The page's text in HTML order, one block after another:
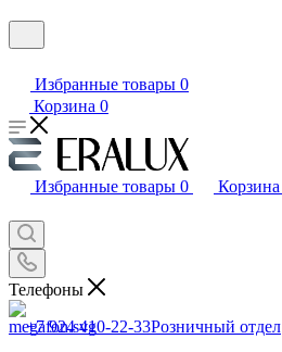
Избранные товары 0
Корзина 0
Избранные товары 0 Корзина
Телефоны
+7 924 410-22-33Розничный отдел